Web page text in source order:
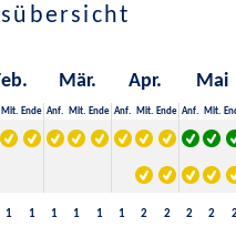
Mär. Apr. Mai
Mit. Ende Anf. Mit. Ende Anf. Mit. Ende Anf. Mit.
1 1 1 1 1 1 2 2 2 2